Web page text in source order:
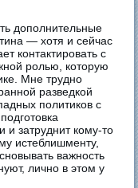
дополнительные
— хотя и сейчас
контактировать с
ролью, которую
Мне трудно
разведкой
политиков с
и затруднит кому-то
истеблишменту,
важность
лично в этом у